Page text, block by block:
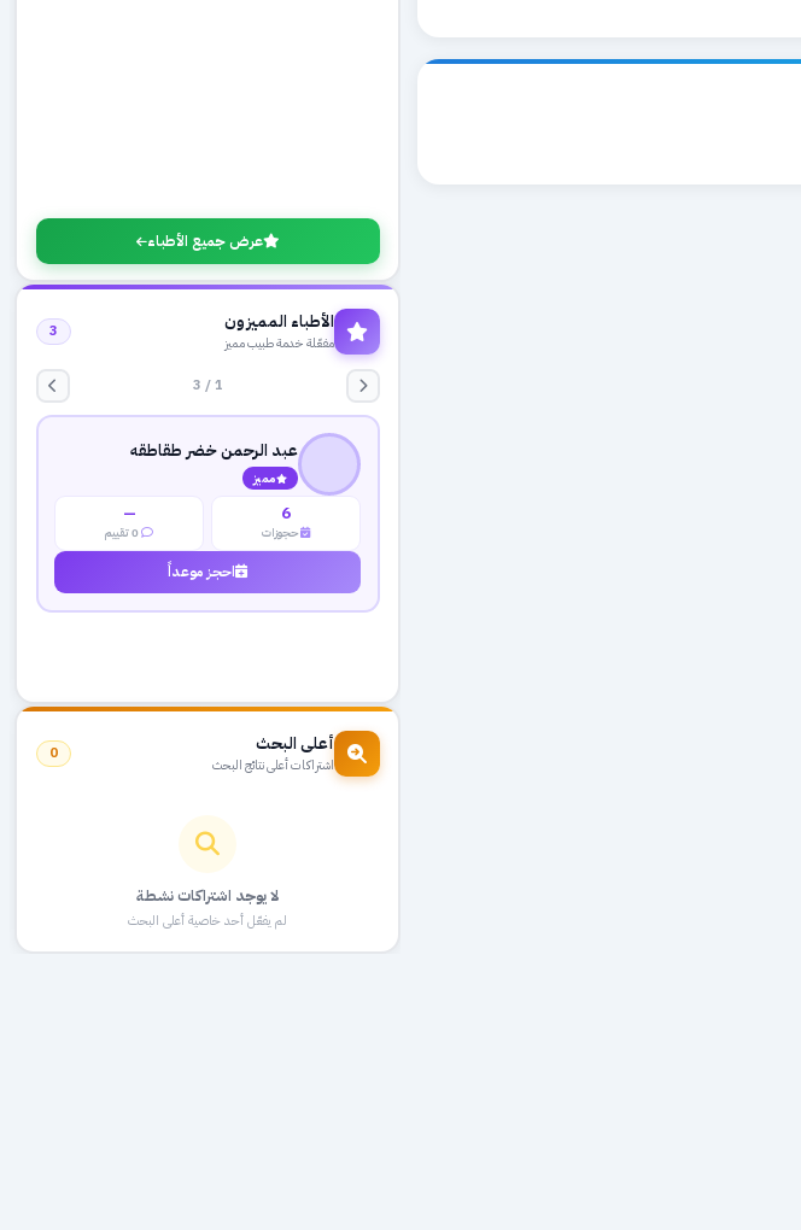
عرض جميع الأطباء
الأطباء المميزون
مفعّلة خدمة طبيب مميز
3
1 / 3
عبد الرحمن خضر طقاطقه
مميز
6
حجوزات
—
احجز موعداً
أعلى البحث
اشتراكات أعلى نتائج البحث
0
لا يوجد اشتراكات نشطة
لم يفعّل أحد خاصية أعلى البحث